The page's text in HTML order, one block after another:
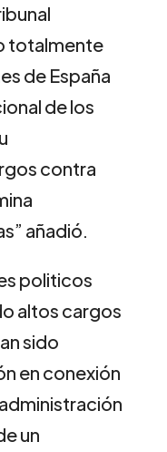
totalmente
de España
de los
contra
añadió.
politicos
altos cargos
sido
en conexión
un